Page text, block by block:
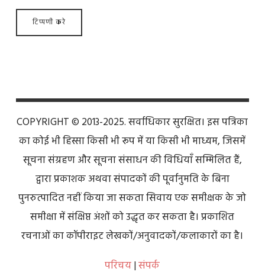
COPYRIGHT © 2013-2025. सर्वाधिकार सुरक्षित। इस पत्रिका
का कोई भी हिस्सा किसी भी रूप में या किसी भी माध्यम, जिसमें
सूचना संग्रहण और सूचना संसाधन की विधियाँ सम्मिलित हैं,
द्वारा प्रकाशक अथवा संपादकों की पूर्वानुमति के बिना
पुनरुत्पादित नहीं किया जा सकता सिवाय एक समीक्षक के जो
समीक्षा में संक्षिप्त अंशों को उद्धृत कर सकता है। प्रकाशित
रचनाओं का कॉपीराइट लेखकों/अनुवादकों/कलाकारों का है।
परिचय|संपर्क